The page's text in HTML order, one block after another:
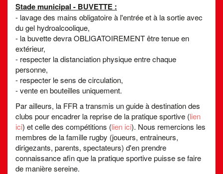
Stade municipal - BUVETTE :
- lavage des mains obligatoire à l'entrée et à la sortie avec
du gel hydroalcoolique,
- la buvette devra OBLIGATOIREMENT être tenue en
extérieur,
- respecter la distanciation physique entre chaque
personne,
- respecter le sens de circulation,
- vente en bouteilles uniquement.
Par ailleurs, la FFR a transmis un guide à destination des
clubs pour encadrer la reprise de la pratique sportive (lien
ici) et celle des compétitions (lien ici). Nous remercions les
membres de la famille rugby (joueurs, entraineurs,
dirigezants, parents, spectateurs) d'en prendre
connaissance afin que la pratique sportive puisse se faire
de manière sereine.